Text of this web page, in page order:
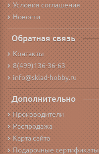
Условия соглашения
Новости
Обратная связь
Контакты
8(499)136-36-63
info@sklad-hobby.ru
Дополнительно
Производители
Распродажа
Карта сайта
Подарочные сертификаты